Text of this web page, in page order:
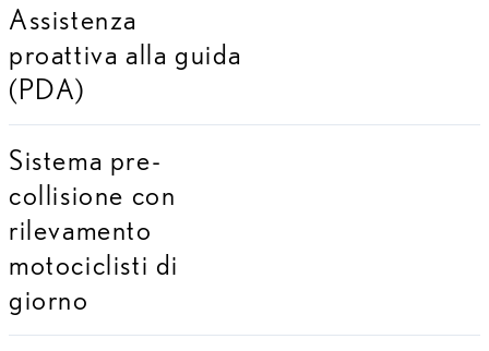
Assistenza
proattiva alla guida
(PDA)
Sistema pre-
collisione con
rilevamento
motociclisti di
giorno